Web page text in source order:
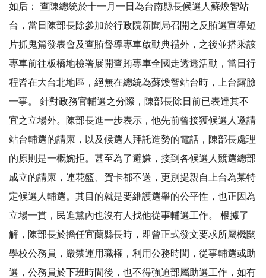
如后： 查陳總統於十一月一日為台南縣長候選人蘇煥智站
台，當日陳部長除參加於行政院新聞局召開之反賄選宣導短
片抓鬼篇發表會及查賄督導專車啟動典禮外，之後並搭乘該
專車前往板橋地檢署展開查賄專車全國走透透活動，當日行
程皆在大台北地區，絕無在總統為蘇煥智站台時，上台露臉
一事。 針對政務官輔選之分際，陳部長除日前已表達其不
宜之立場外。陳部長進一步表示，他先前曾接獲候選人邀請
站台輔選的請柬，以及候選人拜託造勢的電話，陳部長處理
的原則是一概婉拒。甚至為了避嫌，接到各候選人競選總部
成立的請柬，連花籃、賀卡都不送，更別提親自上台為某特
定候選人輔選。其目的就是要維護選舉的公平性，也正因為
立場一貫，民進黨內也沒有人找他從事輔選工作。 根據了
解，陳部長於擔任宜蘭縣長時，即曾正式發文要求所屬機關
學校公務員，嚴禁運用職權，利用公務時間，從事輔選或助
選，公務員於下班時間後，也不得強迫部屬助選工作，如有